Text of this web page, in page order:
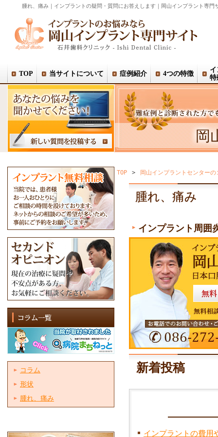
腫れ、痛み｜インプラントの疑問・質問にお答えします｜岡山インプラント専門
TOP 当サイトについて 症例紹介 4つの特徴
特
岡
TOP > 岡山インプラントセンターの
腫れ、痛み
インプラント周囲
新着投稿
インプラントの費用
コラム
形状
腫れ、痛み